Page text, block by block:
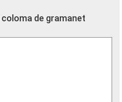
de gramanet